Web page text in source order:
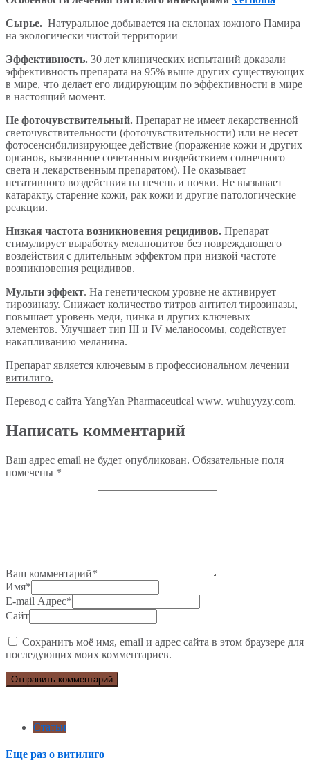
Сырье. Натуральное добывается на склонах южного Памира
на экологически чистой территории
Эффективность. 30 лет клинических испытаний доказали
эффективность препарата на 95% выше других существующих
в мире, что делает его лидирующим по эффективности в мире
в настоящий момент.
Не фоточувствительный. Препарат не имеет лекарственной
светочувствительности (фоточувствительности) или не несет
фотосенсибилизирующее действие (поражение кожи и других
органов, вызванное сочетанным воздействием солнечного
света и лекарственным препаратом). Не оказывает
негативного воздействия на печень и почки. Не вызывает
катаракту, старение кожи, рак кожи и другие патологические
реакции.
Низкая частота возникновения рецидивов. Препарат
стимулирует выработку меланоцитов без повреждающего
воздействия с длительным эффектом при низкой частоте
возникновения рецидивов.
Мульти эффект. На генетическом уровне не активирует
тирозиназу. Снижает количество титров антител тирозиназы,
повышает уровень меди, цинка и других ключевых
элементов. Улучшает тип III и IV меланосомы, содействует
накапливанию меланина.
Препарат является ключевым в профессиональном лечении
витилиго.
Перевод с сайта YangYan Pharmaceutical www. wuhuyyzy.com.
Написать комментарий
Ваш адрес email не будет опубликован. Обязательные поля
помечены *
Ваш комментарий*
Имя*
E-mail Адрес*
Сайт
Сохранить моё имя, email и адрес сайта в этом браузере для
последующих моих комментариев.
Статьи
Еще раз о витилиго